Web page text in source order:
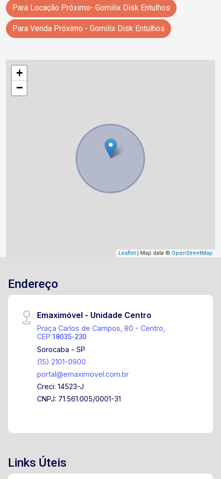
Para Locação Próximo- Gomilix Disk Entulhos
Para Venda Próximo - Gomilix Disk Entulhos
+
−
Leaflet | Map data © OpenStreetMap
Endereço
Emaximóvel - Unidade Centro
Praça Carlos de Campos, 80 - Centro,
CEP:18035-230
Sorocaba - SP
(15) 2101-0900
portal@emaximovel.com.br
Creci: 14523-J
CNPJ: 71.561.005/0001-31
Links Úteis